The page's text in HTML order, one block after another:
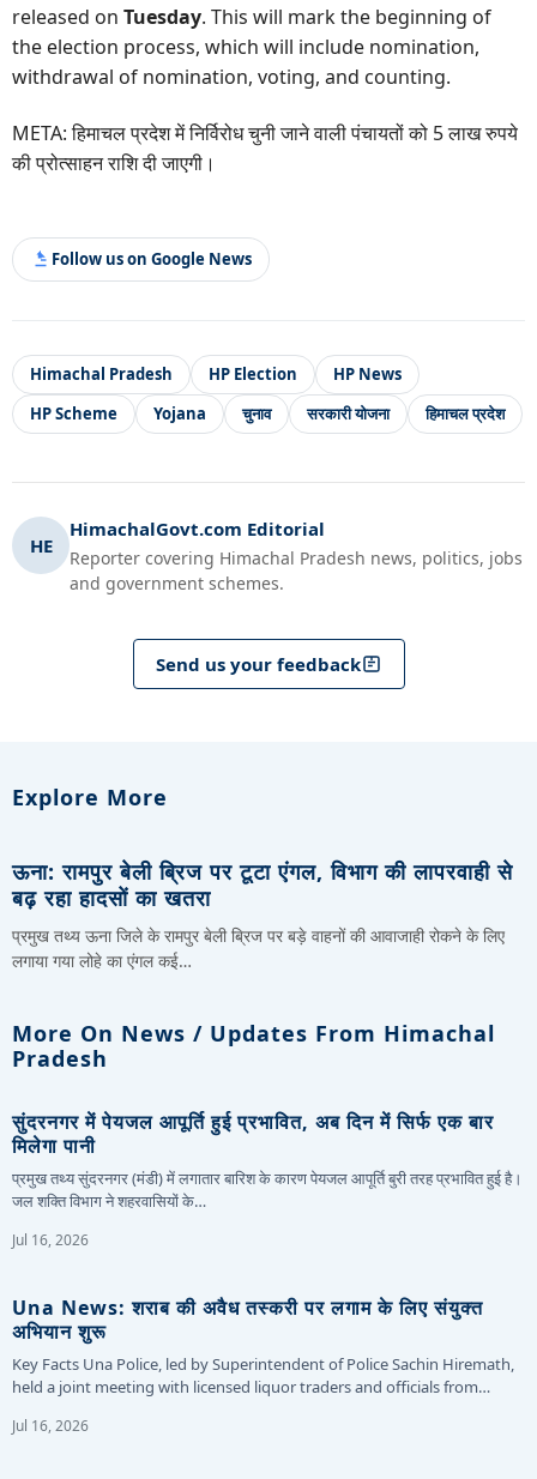
released on Tuesday. This will mark the beginning of
the election process, which will include nomination,
withdrawal of nomination, voting, and counting.
META: हिमाचल प्रदेश में निर्विरोध चुनी जाने वाली पंचायतों को 5 लाख रुपये
की प्रोत्साहन राशि दी जाएगी।
Follow us on Google News
Himachal Pradesh HP Election
HP News
HP Scheme
Yojana चुनाव सरकारी योजना हिमाचल प्रदेश
HE
HimachalGovt.com Editorial
Reporter covering Himachal Pradesh news, politics, jobs
and government schemes.
Send us your feedback
Explore More
ऊना: रामपुर बेली ब्रिज पर टूटा एंगल, विभाग की लापरवाही से
बढ़ रहा हादसों का खतरा
प्रमुख तथ्य ऊना जिले के रामपुर बेली ब्रिज पर बड़े वाहनों की आवाजाही रोकने के लिए
लगाया गया लोहे का एंगल कई…
More On News / Updates From Himachal
Pradesh
सुंदरनगर में पेयजल आपूर्ति हुई प्रभावित, अब दिन में सिर्फ एक बार
मिलेगा पानी
प्रमुख तथ्य सुंदरनगर (मंडी) में लगातार बारिश के कारण पेयजल आपूर्ति बुरी तरह प्रभावित हुई है।
जल शक्ति विभाग ने शहरवासियों के…
Jul 16, 2026
Una News: शराब की अवैध तस्करी पर लगाम के लिए संयुक्त
अभियान शुरू
Key Facts Una Police, led by Superintendent of Police Sachin Hiremath,
held a joint meeting with licensed liquor traders and officials from…
Jul 16, 2026